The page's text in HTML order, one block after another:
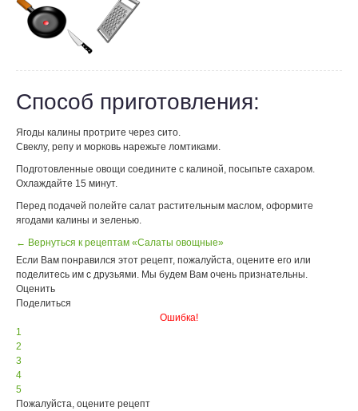
Способ приготовления:
Ягоды калины протрите через сито.
Свеклу, репу и морковь нарежьте ломтиками.
Подготовленные овощи соедините с калиной, посыпьте сахаром.
Охлаждайте 15 минут.
Перед подачей полейте салат растительным маслом, оформите
ягодами калины и зеленью.
← Вернуться к рецептам «Салаты овощные»
Если Вам понравился этот рецепт, пожалуйста, оцените его или
поделитесь им с друзьями. Мы будем Вам очень признательны.
Оценить
Поделиться
Ошибка!
1
2
3
4
5
Пожалуйста, оцените рецепт